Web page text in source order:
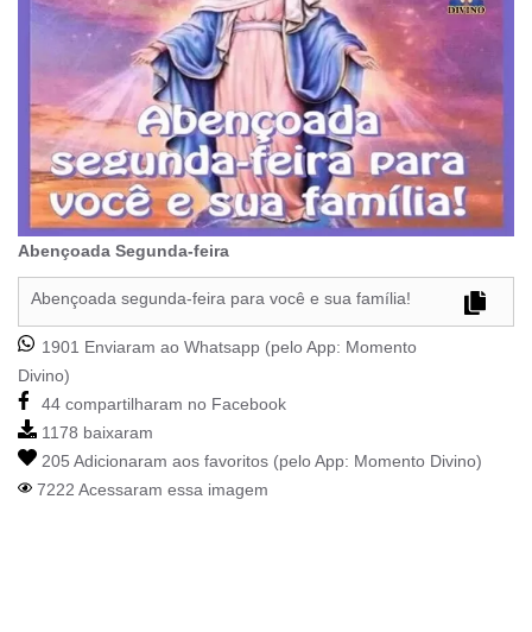
Abençoada Segunda-feira
Abençoada segunda-feira para você e sua família!
1901 Enviaram ao Whatsapp (pelo App: Momento
Divino)
44 compartilharam no Facebook
1178 baixaram
205 Adicionaram aos favoritos (pelo App: Momento Divino)
7222 Acessaram essa imagem